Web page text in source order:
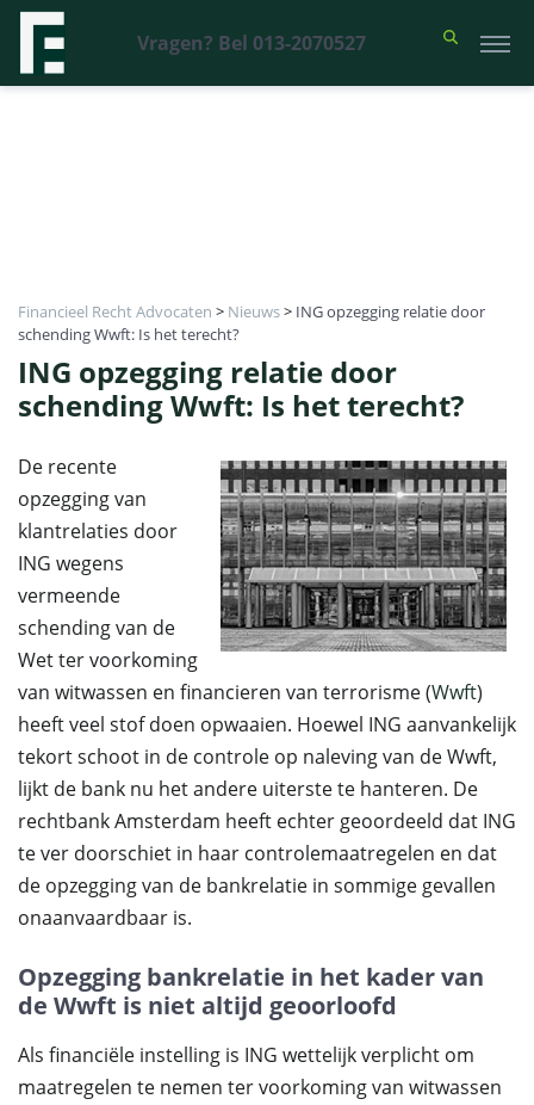
Vragen? Bel 013-2070527
Financieel Recht Advocaten > Nieuws> ING opzegging relatie door
schending Wwft: Is het terecht?
ING opzegging relatie door
schending Wwft: Is het terecht?
De recente
opzegging van
klantrelaties door
ING wegens
vermeende
schending van de
Wet ter voorkoming
van witwassen en financieren van terrorisme (Wwft)
heeft veel stof doen opwaaien. Hoewel ING aanvankelijk
tekort schoot in de controle op naleving van de Wwft,
lijkt de bank nu het andere uiterste te hanteren. De
rechtbank Amsterdam heeft echter geoordeeld dat ING
te ver doorschiet in haar controlemaatregelen en dat
de opzegging van de bankrelatie in sommige gevallen
onaanvaardbaar is.
Opzegging bankrelatie in het kader van
de Wwft is niet altijd geoorloofd
Als financiële instelling is ING wettelijk verplicht om
maatregelen te nemen ter voorkoming van witwassen